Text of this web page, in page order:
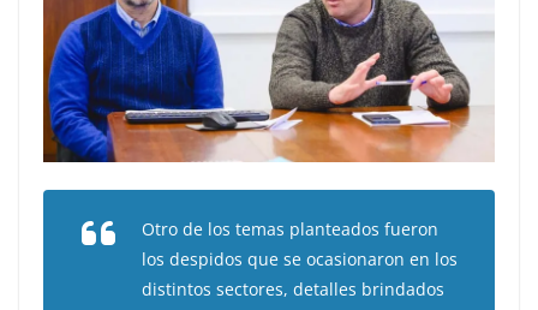
Otro de los temas planteados fueron
los despidos que se ocasionaron en los
distintos sectores, detalles brindados